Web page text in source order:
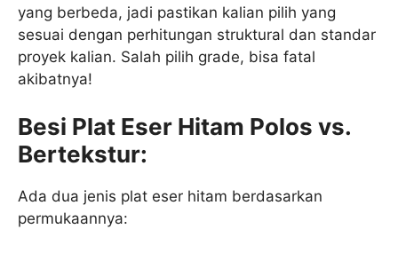
yang berbeda, jadi pastikan kalian pilih yang
sesuai dengan perhitungan struktural dan standar
proyek kalian. Salah pilih grade, bisa fatal
akibatnya!
Besi Plat Eser Hitam Polos vs.
Bertekstur:
Ada dua jenis plat eser hitam berdasarkan
permukaannya: